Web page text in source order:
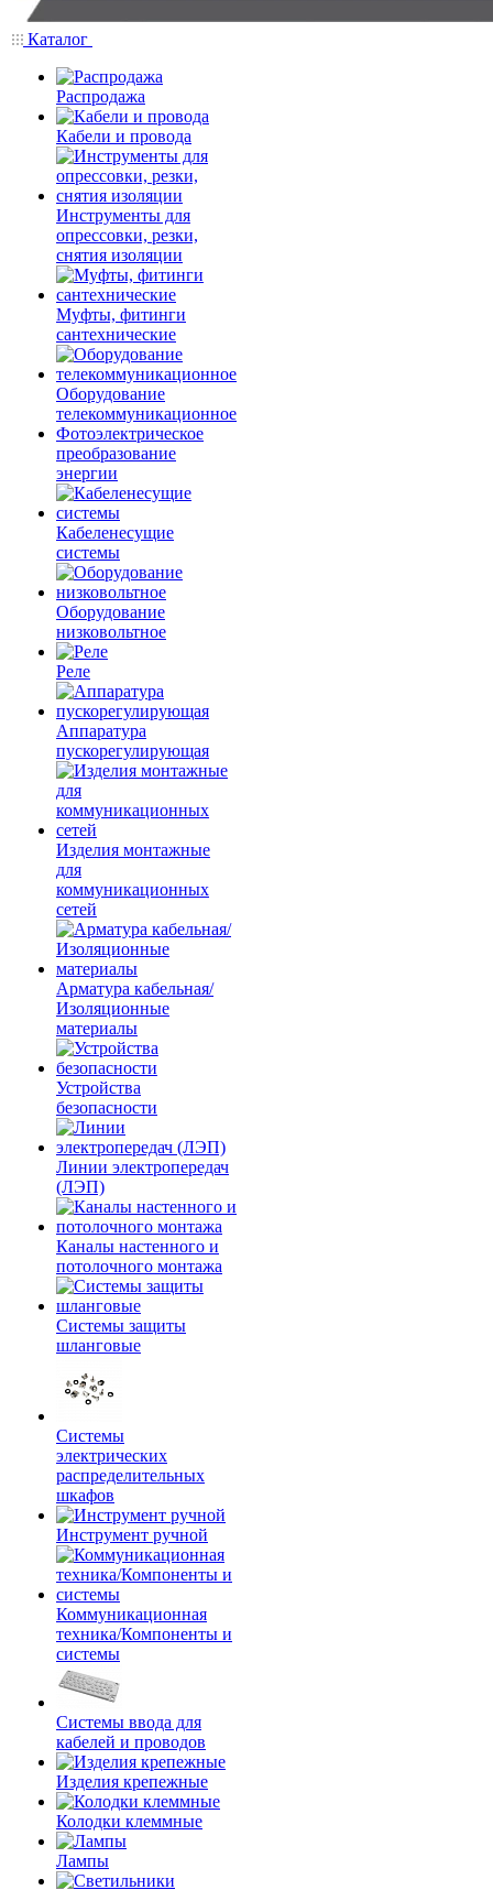
Каталог
Распродажа
Кабели и провода
Инструменты для
опрессовки, резки,
снятия изоляции
Муфты, фитинги
сантехнические
Оборудование
телекоммуникационное
Фотоэлектрическое
преобразование
энергии
Кабеленесущие
системы
Оборудование
низковольтное
Реле
Аппаратура
пускорегулирующая
Изделия монтажные
для
коммуникационных
сетей
Арматура кабельная/
Изоляционные
материалы
Устройства
безопасности
Линии электропередач
(ЛЭП)
Каналы настенного и
потолочного монтажа
Системы защиты
шланговые
Системы
электрических
распределительных
шкафов
Инструмент ручной
Коммуникационная
техника/Компоненты и
системы
Системы ввода для
кабелей и проводов
Изделия крепежные
Колодки клеммные
Лампы